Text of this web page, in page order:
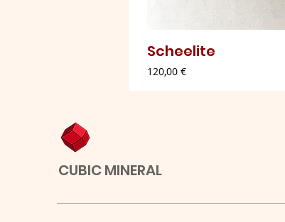
Scheelite
Preço
120,00 €
CUBIC MINERAL